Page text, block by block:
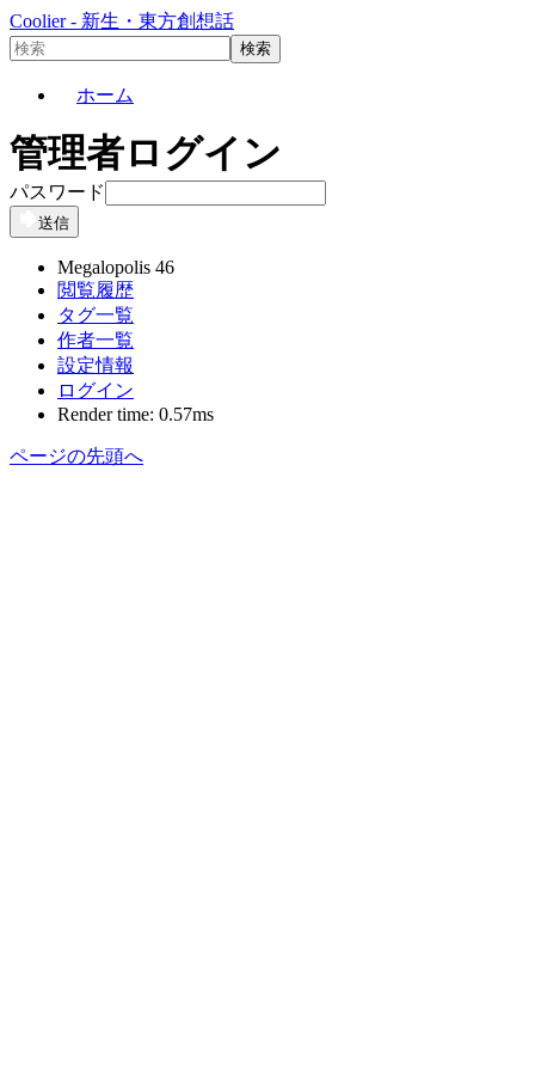
Coolier - 新生・東方創想話
ホーム
管理者ログイン
パスワード
送信
Megalopolis 46
閲覧履歴
タグ一覧
作者一覧
設定情報
ログイン
Render time: 0.57ms
ページの先頭へ